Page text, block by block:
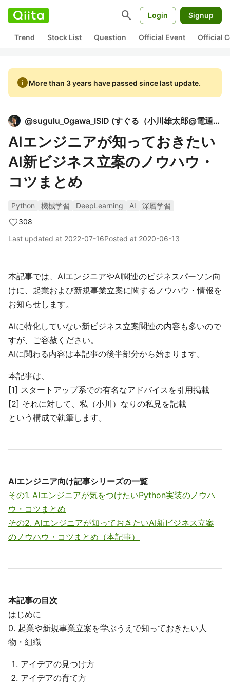
search Login Signup
Trend Stock List Question Official Event Official
infoMore than 3 years have passed since last update.
@sugulu_Ogawa_ISID (すぐる（小川雄太郎@電通国際情報サービスISID）
AIエンジニアが知っておきたい
AI新ビジネス立案のノウハウ・
コツまとめ
Python 機械学習 DeepLearning AI
深層学習
308
Last updated at 2022-07-16Posted at 2020-06-13
本記事では、AIエンジニアやAI関連のビジネスパーソン向
けに、起業および新規事業立案に関するノウハウ・情報を
お知らせします。
AIに特化していない新ビジネス立案関連の内容も多いので
すが、ご容赦ください。
AIに関わる内容は本記事の後半部分から始まります。
本記事は、
[1] スタートアップ系での有名なアドバイスを引用掲載
[2] それに対して、私（小川）なりの私見を記載
という構成で執筆します。
AIエンジニア向け記事シリーズの一覧
その1. AIエンジニアが気をつけたいPython実装のノウハ
ウ・コツまとめ
その2. AIエンジニアが知っておきたいAI新ビジネス立案
のノウハウ・コツまとめ（本記事）
本記事の目次
はじめに
0. 起業や新規事業立案を学ぶうえで知っておきたい人
物・組織
アイデアの見つけ方
アイデアの育て方